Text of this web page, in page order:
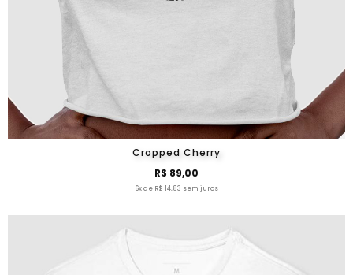
Cropped Cherry
R$ 89,00
6x de R$ 14,83 sem juros